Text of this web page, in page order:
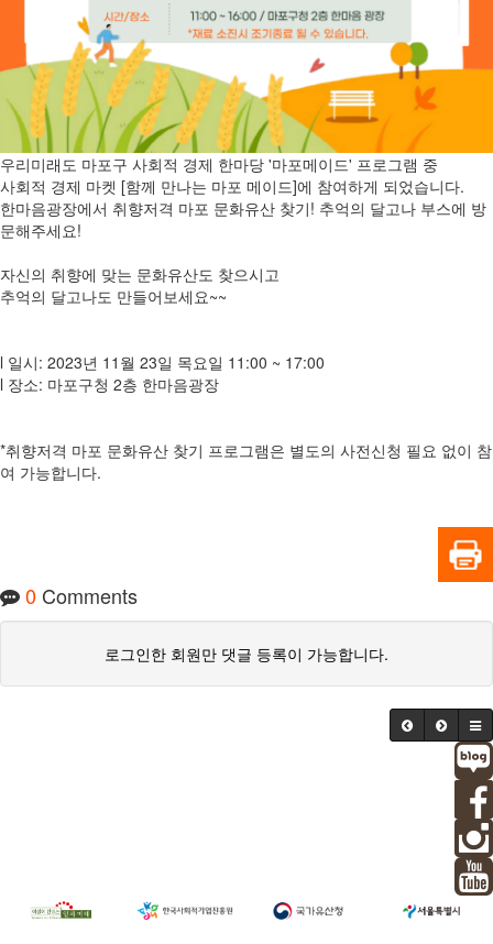
우리미래도 마포구 사회적 경제 한마당 '마포메이드' 프로그램 중
사회적 경제 마켓 [함께 만나는 마포 메이드]에 참여하게 되었습니다.
한마음광장에서 취향저격 마포 문화유산 찾기! 추억의 달고나 부스에 방
문해주세요!
자신의 취향에 맞는 문화유산도 찾으시고
추억의 달고나도 만들어보세요~~
l 일시: 2023년 11월 23일 목요일 11:00 ~ 17:00
l 장소: 마포구청 2층 한마음광장
*취향저격 마포 문화유산 찾기 프로그램은 별도의 사전신청 필요 없이 참
여 가능합니다.
0 Comments
로그인한 회원만 댓글 등록이 가능합니다.